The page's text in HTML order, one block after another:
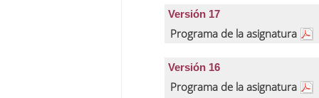
Versión 17
Programa de la asignatura
Versión 16
Programa de la asignatura